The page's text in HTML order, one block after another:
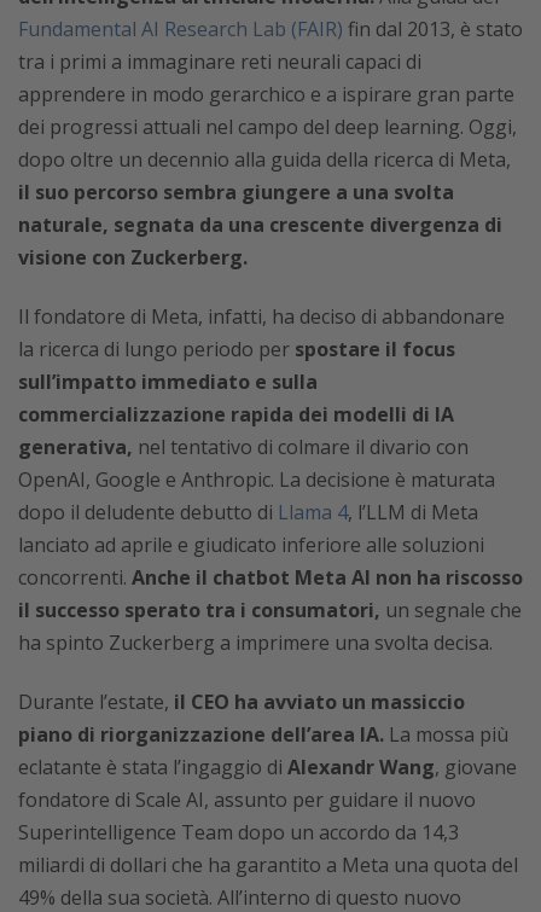
Fundamental AI Research Lab (FAIR) fin dal 2013, è stato
tra i primi a immaginare reti neurali capaci di
apprendere in modo gerarchico e a ispirare gran parte
dei progressi attuali nel campo del deep learning. Oggi,
dopo oltre un decennio alla guida della ricerca di Meta,
il suo percorso sembra giungere a una svolta
naturale, segnata da una crescente divergenza di
visione con Zuckerberg.
Il fondatore di Meta, infatti, ha deciso di abbandonare
la ricerca di lungo periodo per spostare il focus
sull’impatto immediato e sulla
commercializzazione rapida dei modelli di IA
generativa, nel tentativo di colmare il divario con
OpenAI, Google e Anthropic. La decisione è maturata
dopo il deludente debutto di Llama 4, l’LLM di Meta
lanciato ad aprile e giudicato inferiore alle soluzioni
concorrenti. Anche il chatbot Meta AI non ha riscosso
il successo sperato tra i consumatori, un segnale che
ha spinto Zuckerberg a imprimere una svolta decisa.
Durante l’estate, il CEO ha avviato un massiccio
piano di riorganizzazione dell’area IA. La mossa più
eclatante è stata l’ingaggio di Alexandr Wang, giovane
fondatore di Scale AI, assunto per guidare il nuovo
Superintelligence Team dopo un accordo da 14,3
miliardi di dollari che ha garantito a Meta una quota del
49% della sua società. All’interno di questo nuovo